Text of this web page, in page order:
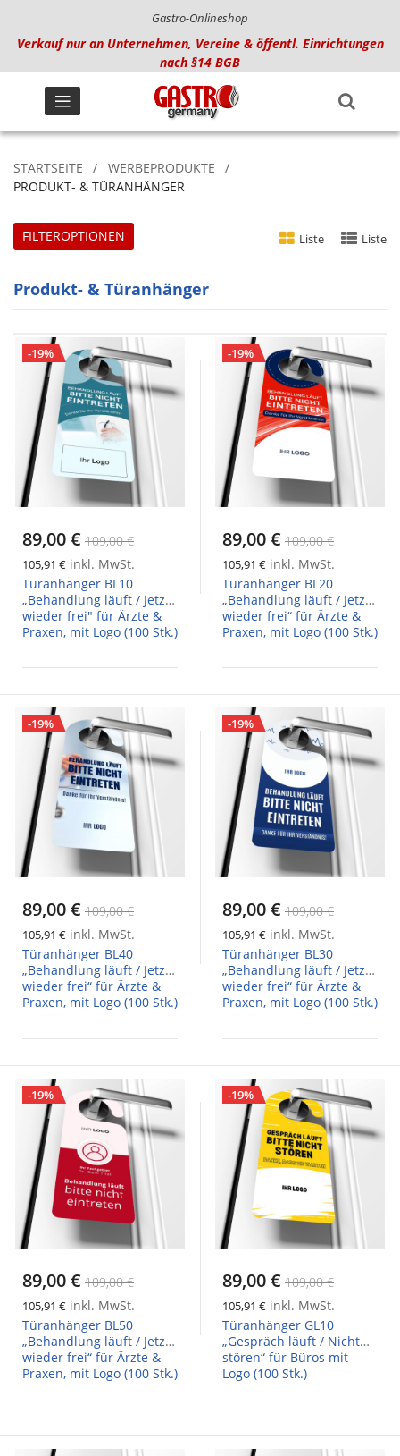
Gastro-Onlineshop
Verkauf nur an Unternehmen, Vereine & öffentl. Einrichtungen
nach §14 BGB
STARTSEITE
WERBEPRODUKTE
PRODUKT- & TÜRANHÄNGER
Produkt- & Türanhänger
Liste Liste
-19%
89,00 € 109,00 €
105,91 € inkl. MwSt.
Türanhänger BL10
„Behandlung läuft / Jetzt
wieder frei" für Ärzte &
Praxen, mit Logo (100 Stk.)
-19%
89,00 € 109,00 €
105,91 € inkl. MwSt.
Türanhänger BL20
„Behandlung läuft / Jetzt
wieder frei“ für Ärzte &
Praxen, mit Logo (100 Stk.)
-19%
89,00 € 109,00 €
105,91 € inkl. MwSt.
Türanhänger BL40
„Behandlung läuft / Jetzt
wieder frei“ für Ärzte &
Praxen, mit Logo (100 Stk.)
-19%
89,00 € 109,00 €
105,91 € inkl. MwSt.
Türanhänger BL30
„Behandlung läuft / Jetzt
wieder frei“ für Ärzte &
Praxen, mit Logo (100 Stk.)
-19%
89,00 € 109,00 €
105,91 € inkl. MwSt.
Türanhänger BL50
„Behandlung läuft / Jetzt
wieder frei“ für Ärzte &
Praxen, mit Logo (100 Stk.)
-19%
89,00 € 109,00 €
105,91 € inkl. MwSt.
Türanhänger GL10
„Gespräch läuft / Nicht
stören“ für Büros mit
Logo (100 Stk.)
FILTEROPTIONEN